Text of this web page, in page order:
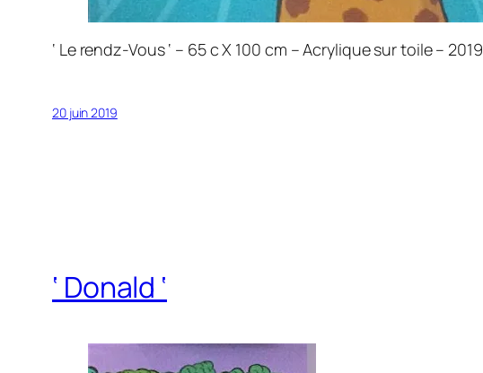
‘ Le rendz-Vous ‘ – 65 c X 100 cm – Acrylique sur toile – 2019
20 juin 2019
‘ Donald ‘